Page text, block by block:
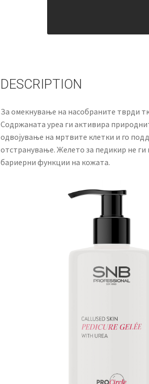
DESCRIPTION
За омекнување на насобраните тврди
Содржаната уреа ги активира
одвојување на мртвите клетки и го
отстранување. Желето за педикир не
бариерни функции на кожата.